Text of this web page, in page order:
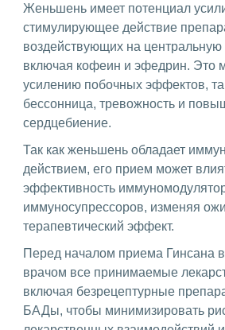
Женьшень имеет потенциал
стимулирующее действие
воздействующих на центральную
включая кофеин и эфедрин. Это
усилению побочных эффектов,
бессонница, тревожность и
сердцебиение.
Так как женьшень обладает
действием, его прием может
эффективность
иммуносупрессоров, изменяя
терапевтический эффект.
Перед началом приема Гинсана
врачом все принимаемые
включая безрецептурные
БАДы, чтобы минимизировать